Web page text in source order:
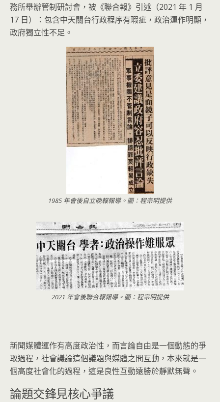
務所舉辦管制研討會，被《聯合報》引述（2021 年 1 月
17 日）：包含中天關台行政程序有瑕疵，政治運作明顯，
政府獨立性不足。
1985 年會後自立晚報報導。圖：程宗明提供
2021 年會後聯合報報導。圖：程宗明提供
新聞媒體運作有高度政治性，而言論自由是一個動態的爭
取過程，社會議論這個議題與媒體之間互動，本來就是一
個高度社會化的過程，這是良性互動遠勝於靜默無聲。
論題交鋒見核心爭議